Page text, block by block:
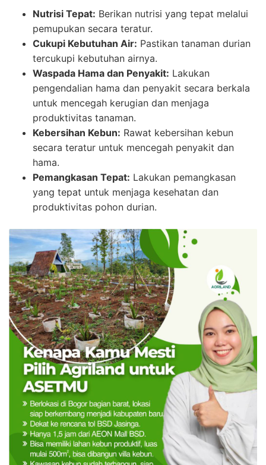
Nutrisi Tepat: Berikan nutrisi yang tepat melalui
pemupukan secara teratur.
Cukupi Kebutuhan Air: Pastikan tanaman durian
tercukupi kebutuhan airnya.
Waspada Hama dan Penyakit: Lakukan
pengendalian hama dan penyakit secara berkala
untuk mencegah kerugian dan menjaga
produktivitas tanaman.
Kebersihan Kebun: Rawat kebersihan kebun
secara teratur untuk mencegah penyakit dan
hama.
Pemangkasan Tepat: Lakukan pemangkasan
yang tepat untuk menjaga kesehatan dan
produktivitas pohon durian.